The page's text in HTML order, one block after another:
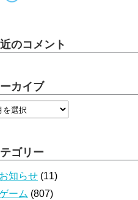
のコメント
カイブ
ゴリー
お知らせ (11)
ーム (807)